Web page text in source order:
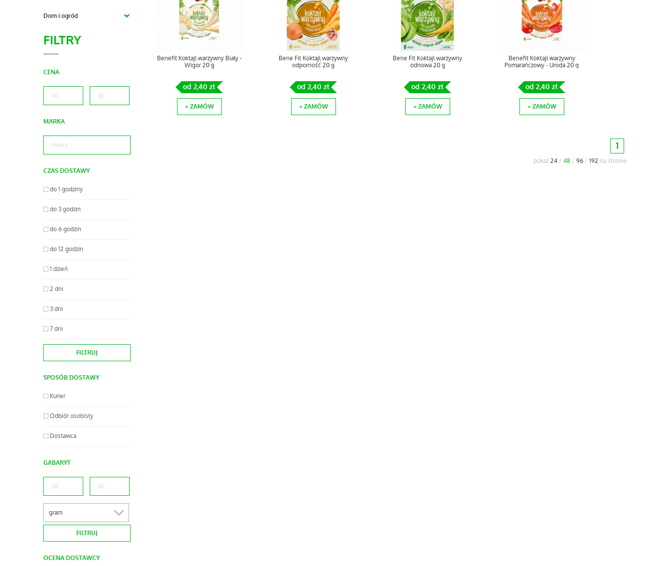
Dom i ogród
FILTRY
CENA
MARKA
CZAS DOSTAWY
do 1 godziny
do 3 godzin
do 6 godzin
do 12 godzin
1 dzień
2 dni
3 dni
7 dni
SPOSÓB DOSTAWY
Kurier
Odbiór osobisty
Dostawca
GABARYT
gram
OCENA DOSTAWCY
Benefit Koktajl warzywny Biały -
Wigor 20 g
od 2,40 zł
+ ZAMÓW
Bene Fit Koktajl warzywny
odporność 20 g
od 2,40 zł
+ ZAMÓW
Bene Fit Koktajl warzywny
odnowa 20 g
od 2,40 zł
+ ZAMÓW
Benefit Koktajl warzywny
Pomarańczowy - Uroda 20 g
od 2,40 zł
+ ZAMÓW
1
pokaż24 / 48 / 96 / 192 na stronie